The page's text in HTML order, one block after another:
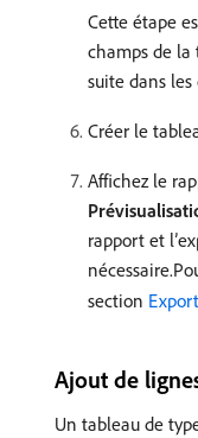
Cette étape
champs de la
suite dans
Créer le
Affichez le
rapport et
section
Ajout de
Un tableau de